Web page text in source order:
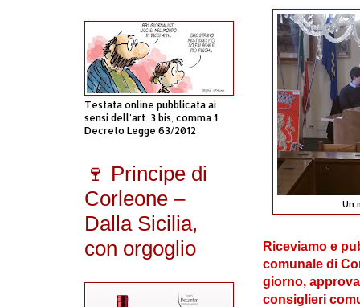
Un
Riceviamo e
comunale di
giorno,
consiglieri
Testata online pubblicata ai
sensi dell'art. 3 bis, comma 1
Decreto Legge 63/2012
🍷 Principe di
Corleone –
Dalla Sicilia,
con orgoglio